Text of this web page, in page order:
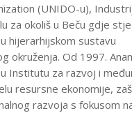
(UNIDO-u),
za okoliš u Beču gdje
hijerarhijskom sustavu
okruženja. Od 1997.
Institutu za razvoj i
resursne ekonomije,
razvoja s fokusom